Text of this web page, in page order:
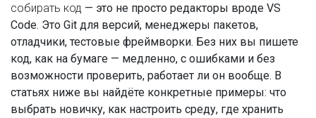
собирать код — это не просто редакторы вроде VS
Code. Это Git для версий, менеджеры пакетов,
отладчики, тестовые фреймворки. Без них вы пишете
код, как на бумаге — медленно, с ошибками и без
возможности проверить, работает ли он вообще. В
статьях ниже вы найдёте конкретные примеры: что
выбрать новичку, как настроить среду, где хранить